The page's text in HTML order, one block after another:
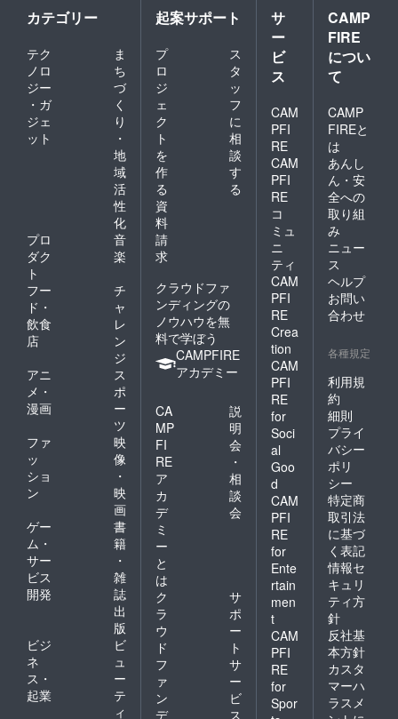
２時間
睡眠を
すると
通常の
睡眠を
６時間
のと同
じ効果
がある
と言わ
れてい
ます！
カテゴリー
テク
ノロ
ジー
・ガ
ジェ
ット
ま
ち
づ
く
り
・
地
域
活
性
化
プロ
ダク
ト
音
楽
フー
ド・
飲食
店
チ
ャ
レ
ン
ジ
アニ
メ・
漫画
ス
ポ
ー
ツ
ファ
ッ
ショ
ン
映
像
・
映
画
ゲー
ム・
サー
ビス
開発
書
籍
・
雑
誌
出
版
ビジ
ネ
ス・
起業
ビ
ュ
ー
テ
ィ
起案サポート
プ
ロ
ジ
ェ
ク
ト
を
作
る
ス
タ
ッ
フ
に
相
談
す
る
資
料
請
求
クラウドファ
ンディングの
ノウハウを無
料で学ぼう
CAMPFIRE
アカデミー
CA
MP
FI
RE
ア
カ
デ
ミ
ー
と
は
説
明
会
・
相
談
会
ク
ラ
ウ
ド
フ
ァ
ン
デ
サ
ポ
ー
ト
サ
ー
ビ
ス
サ
ー
ビ
ス
CAM
PFI
RE
CAM
PFI
RE
コ
ミュ
ニ
ティ
CAM
PFI
RE
Crea
tion
CAM
PFI
RE
for
Soci
al
Goo
d
CAM
PFI
RE
for
Ente
rtain
men
t
CAM
PFI
RE
for
Spor
CAMP
FIRE
につい
て
CAMP
FIREと
は
あんし
ん・安
全への
取り組
み
ニュー
ス
ヘルプ
お問い
合わせ
各種規定
利用規
約
細則
プライ
バシー
ポリ
シー
特定商
取引法
に基づ
く表記
情報セ
キュリ
ティ方
針
反社基
本方針
カスタ
マーハ
ラスメ